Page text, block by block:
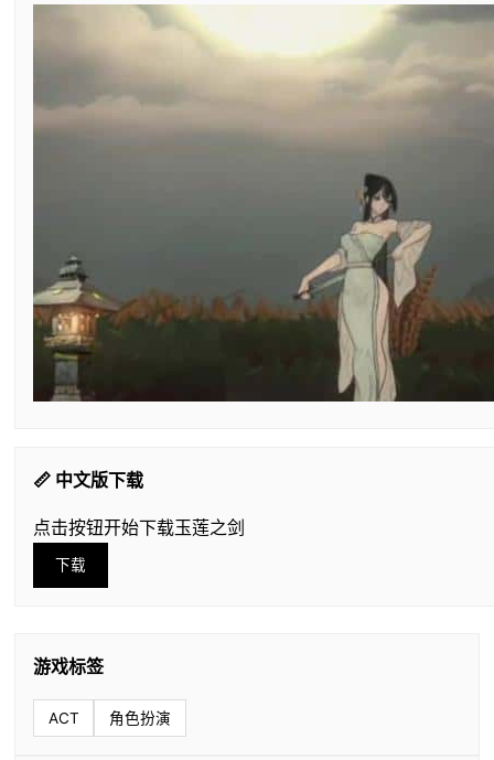
📏 中文版下载
点击按钮开始下载玉莲之剑
下载
游戏标签
ACT 角色扮演